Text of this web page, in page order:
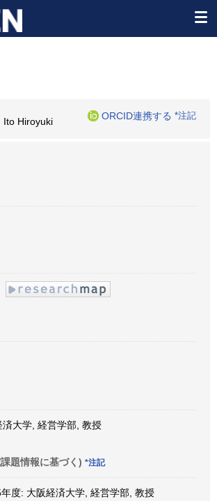
Ito Hiroyuki
ORCID連携する *注記
大学, 経営学部, 教授
題情報に基づく) *注記
度: 大阪経済大学, 経営学部, 教授